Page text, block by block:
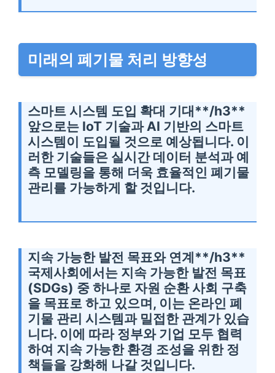
미래의 폐기물 처리 방향성
스마트 시스템 도입 확대 기대**/h3**
앞으로는 IoT 기술과 AI 기반의 스마트
시스템이 도입될 것으로 예상됩니다. 이
러한 기술들은 실시간 데이터 분석과 예
측 모델링을 통해 더욱 효율적인 폐기물
관리를 가능하게 할 것입니다.
지속 가능한 발전 목표와 연계**/h3**
국제사회에서는 지속 가능한 발전 목표
(SDGs) 중 하나로 자원 순환 사회 구축
을 목표로 하고 있으며, 이는 온라인 폐
기물 관리 시스템과 밀접한 관계가 있습
니다. 이에 따라 정부와 기업 모두 협력
하여 지속 가능한 환경 조성을 위한 정
책들을 강화해 나갈 것입니다.